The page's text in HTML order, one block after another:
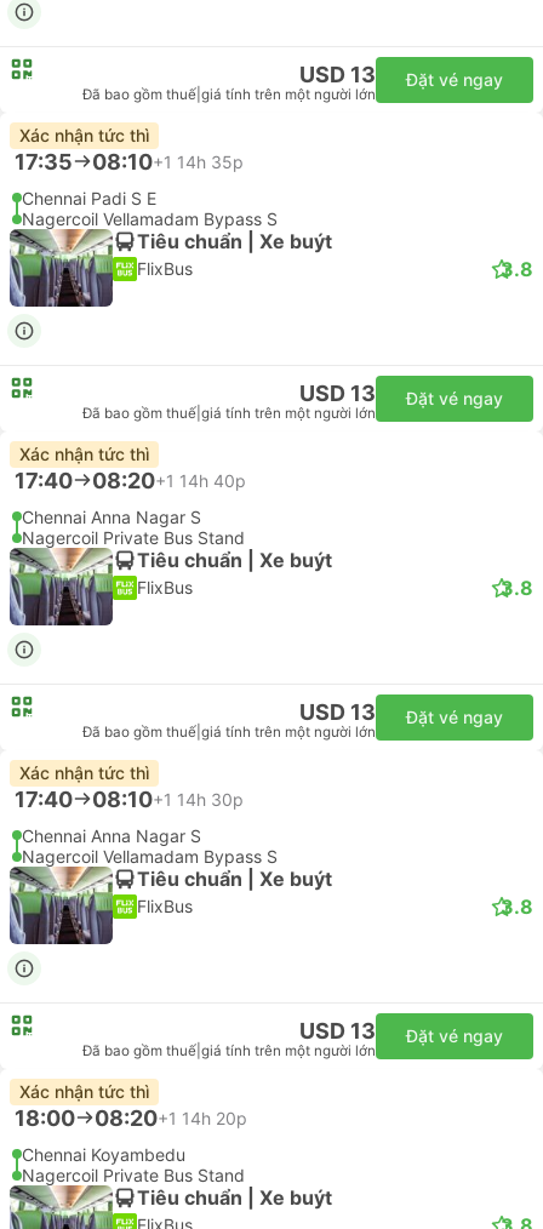
USD 13
Đã bao gồm thuế giá tính trên một người lớn
Đặt vé ngay
Xác nhận tức thì
17:35 08:10+1 14h 35p
Chennai Padi S E
Nagercoil Vellamadam Bypass S
Tiêu chuẩn | Xe buýt
FlixBus 3.8
USD 13
Đã bao gồm thuế giá tính trên một người lớn
Đặt vé ngay
Xác nhận tức thì
17:40 08:20+1 14h 40p
Chennai Anna Nagar S
Nagercoil Private Bus Stand
Tiêu chuẩn | Xe buýt
FlixBus 3.8
USD 13
Đã bao gồm thuế giá tính trên một người lớn
Đặt vé ngay
Xác nhận tức thì
17:40 08:10+1 14h 30p
Chennai Anna Nagar S
Nagercoil Vellamadam Bypass S
Tiêu chuẩn | Xe buýt
FlixBus 3.8
USD 13
Đã bao gồm thuế giá tính trên một người lớn
Đặt vé ngay
Xác nhận tức thì
18:00 08:20+1 14h 20p
Chennai Koyambedu
Nagercoil Private Bus Stand
Tiêu chuẩn | Xe buýt
FlixBus